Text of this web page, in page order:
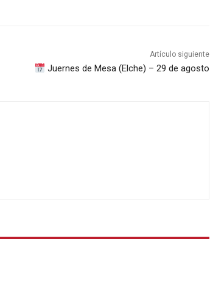
Artículo siguiente
Juernes de Mesa (Elche) – 29 de agosto